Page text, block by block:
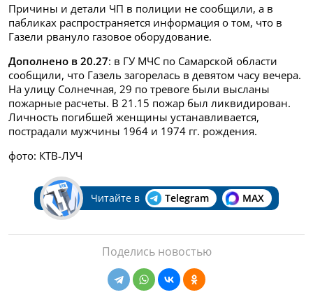
Причины и детали ЧП в полиции не сообщили, а в
пабликах распространяется информация о том, что в
Газели рвануло газовое оборудование.
Дополнено в 20.27: в ГУ МЧС по Самарской области
сообщили, что Газель загорелась в девятом часу вечера.
На улицу Солнечная, 29 по тревоге были высланы
пожарные расчеты. В 21.15 пожар был ликвидирован.
Личность погибшей женщины устанавливается,
пострадали мужчины 1964 и 1974 гг. рождения.
фото: КТВ-ЛУЧ
Читайте в Telegram MAX
Поделись новостью